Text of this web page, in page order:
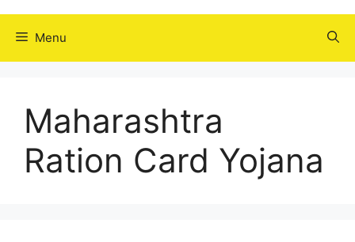
Menu
Maharashtra
Ration Card Yojana